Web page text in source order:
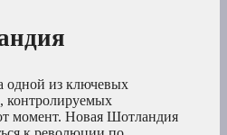
одной из ключевых
контролируемых
момент. Новая Шотландия